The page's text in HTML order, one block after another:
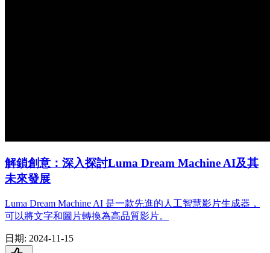
解鎖創意：深入探討Luma Dream Machine AI及其
未來發展
Luma Dream Machine AI 是一款先進的人工智慧影片生成器，
可以將文字和圖片轉換為高品質影片。
日期: 2024-11-15